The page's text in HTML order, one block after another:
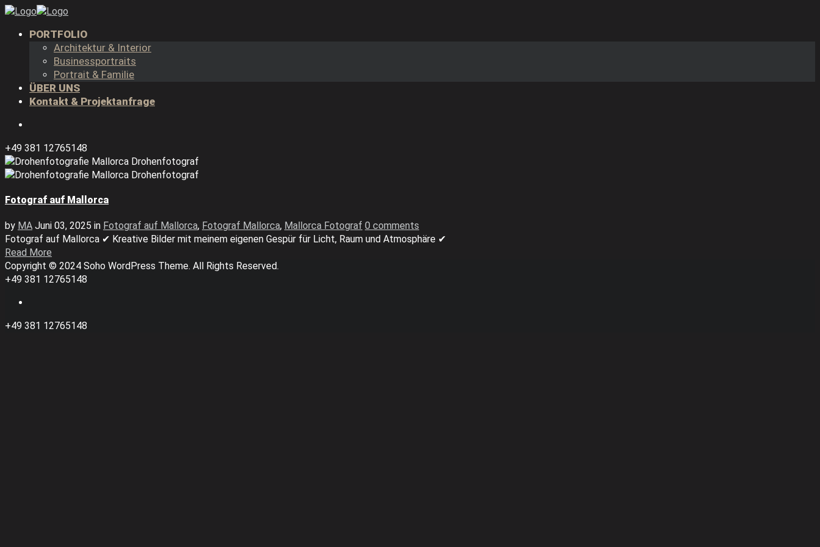
PORTFOLIO
Architektur & Interior
Businessportraits
Portrait & Familie
ÜBER UNS
Kontakt & Projektanfrage
+49 381 12765148
Fotograf auf Mallorca
by MA Juni 03, 2025 in Fotograf auf Mallorca, Fotograf Mallorca, Mallorca Fotograf 0 comments
Fotograf auf Mallorca ✔ Kreative Bilder mit meinem eigenen Gespür für Licht, Raum und Atmosphäre ✔
Read More
Copyright © 2024 Soho WordPress Theme. All Rights Reserved.
+49 381 12765148
+49 381 12765148